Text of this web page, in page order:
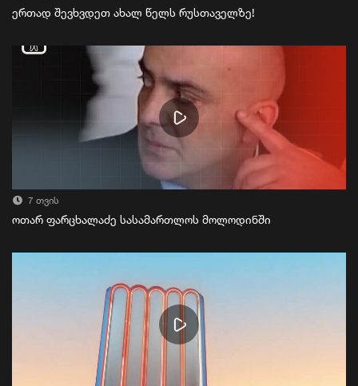
ერთად შევხვდეთ ახალ წელს რუსთაველზე!
7 თვის
ოთარ ფარცხალაძე სასამართლოს მოლოდინში